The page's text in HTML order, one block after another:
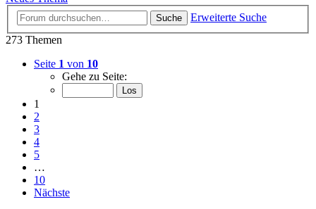
Suche
Erweiterte Suche
273 Themen
Seite 1 von 10
Gehe zu Seite:
1
2
3
4
5
…
10
Nächste